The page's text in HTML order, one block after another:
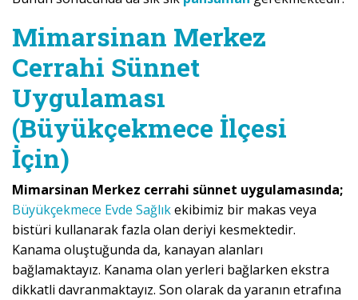
Mimarsinan Merkez
Cerrahi Sünnet
Uygulaması
(Büyükçekmece İlçesi
İçin)
Mimarsinan Merkez cerrahi sünnet uygulamasında;
Büyükçekmece Evde Sağlıkekibimiz bir makas veya
bistüri kullanarak fazla olan deriyi kesmektedir.
Kanama oluştuğunda da, kanayan alanları
bağlamaktayız. Kanama olan yerleri bağlarken ekstra
dikkatli davranmaktayız. Son olarak da yaranın etrafına